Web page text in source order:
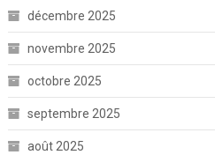
décembre 2025
novembre 2025
octobre 2025
septembre 2025
août 2025